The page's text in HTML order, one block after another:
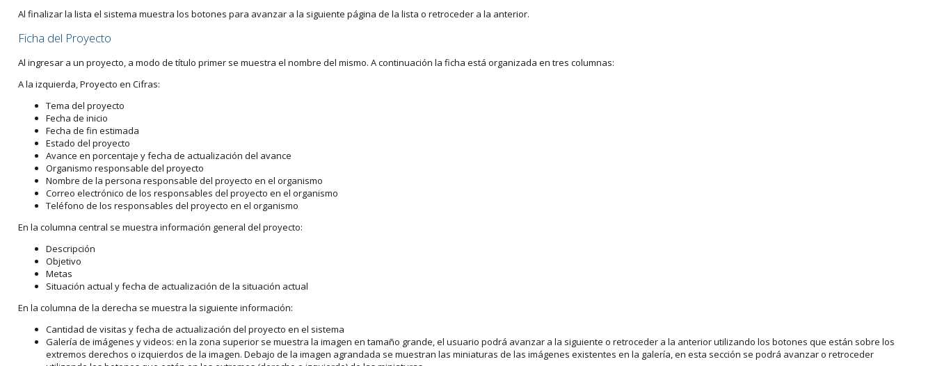
Al finalizar la lista el sistema muestra los botones para avanzar a la siguiente página de la lista o retroceder a la anterior.
Ficha del Proyecto
Al ingresar a un proyecto, a modo de título primer se muestra el nombre del mismo. A continuación la ficha está organizada en tres columnas:
A la izquierda, Proyecto en Cifras:
Tema del proyecto
Fecha de inicio
Fecha de fin estimada
Estado del proyecto
Avance en porcentaje y fecha de actualización del avance
Organismo responsable del proyecto
Nombre de la persona responsable del proyecto en el organismo
Correo electrónico de los responsables del proyecto en el organismo
Teléfono de los responsables del proyecto en el organismo
En la columna central se muestra información general del proyecto:
Descripción
Objetivo
Metas
Situación actual y fecha de actualización de la situación actual
En la columna de la derecha se muestra la siguiente información:
Cantidad de visitas y fecha de actualización del proyecto en el sistema
Galería de imágenes y videos: en la zona superior se muestra la imagen en tamaño grande, el usuario podrá avanzar a la siguiente o retroceder a la anterior utilizando los botones que están sobre los
extremos derechos o izquierdos de la imagen. Debajo de la imagen agrandada se muestran las miniaturas de las imágenes existentes en la galería, en esta sección se podrá avanzar o retroceder